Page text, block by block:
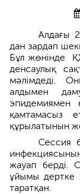
Алдағы
дан зардап
Бұл жөнінде
денсаулық
мәлімдеді.
алдымен
эпидемиямен
қамтамасыз
құрылатынын
Сессия
жауап берді.
ұйымы дертке
таратқан.